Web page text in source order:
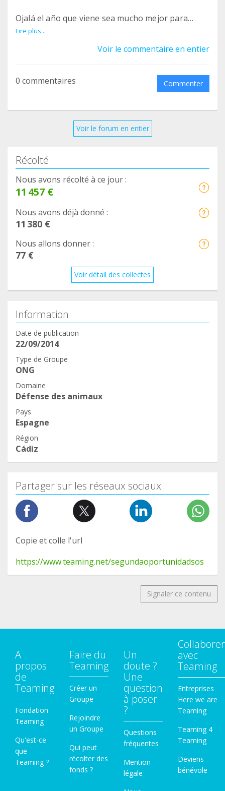
Ojalá el año que viene sea mucho mejor para
tod@s. Que tengáis mucha salud y amor en
Lire plus...
Voir le commentaire en entier
0 commentaires Commenter
Voir le forum en entier
Récolté
Nous avons récolté à ce jour :
11 457 €
Nous avons déjà donné :
11 380 €
Nous allons donner :
77 €
Voir détail des collectes
Information
Date de publication
22/09/2014
Type de Groupe
ONG
Domaine
Défense des animaux
Pays
Espagne
Région
Cádiz
Partager sur les réseaux sociaux
Copie et colle l'url
https://www.teaming.net/segundaoportunidadsos
Signaler ce contenu
A
propos
de
Teaming
Fondation
Teaming
Qu'est-ce
que
Teaming ?
Faire du
Teaming
Créer un
Groupe
Rejoindre
un Groupe
Qui peut
récolter des
fonds ?
Un
doute ?
Une
question
à poser
?
Questions
fréquentes
Mention
légale
Collaborer
avec
Teaming
Entreprises
Here we are
Teaming
Teaming 4
Teaming
Deviens
bénévole